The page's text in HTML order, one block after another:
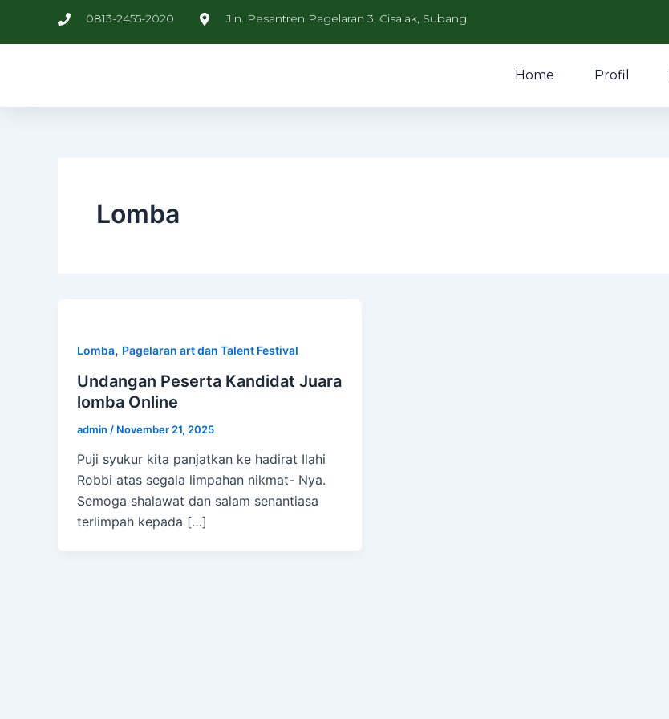
0813-2455-2020 Jln. Pesantren Pagelaran 3, Cisalak, Subang
Home Profil
Lomba
Lomba, Pagelaran art dan Talent Festival
Undangan Peserta Kandidat Juara
lomba Online
admin / November 21, 2025
Puji syukur kita panjatkan ke hadirat Ilahi
Robbi atas segala limpahan nikmat- Nya.
Semoga shalawat dan salam senantiasa
terlimpah kepada […]